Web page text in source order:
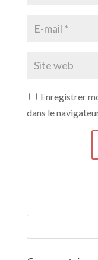
Enregistrer
dans le